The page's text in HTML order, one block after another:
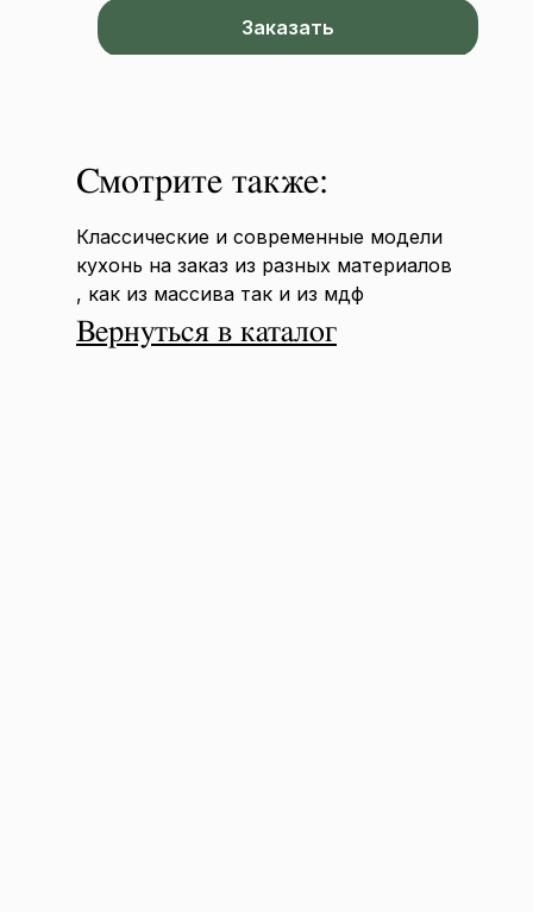
Заказать
Смотрите также:
Классические и современные модели
кухонь на заказ из разных материалов
, как из массива так и из мдф
Вернуться в каталог